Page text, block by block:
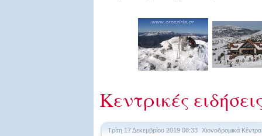
Κεντρικές
Τρίτη 17 Δεκεμβρίου 2019 08:33 Χιονοδρομικά Κέντρα